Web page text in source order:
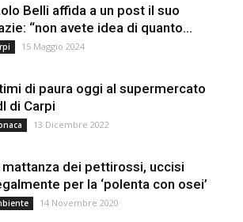
Belli affida a un post il suo
“non avete idea di quanto...
15 Maggio 2024
di paura oggi al supermercato
di Carpi
13 Dicembre 2022
mattanza dei pettirossi, uccisi
per la ‘polenta con osei’
14 Novembre 2020